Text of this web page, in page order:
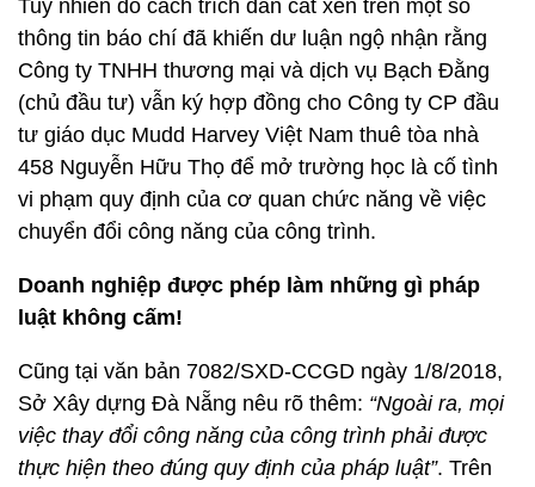
Tuy nhiên do cách trích dẫn cắt xén trên một số
thông tin báo chí đã khiến dư luận ngộ nhận rằng
Công ty TNHH thương mại và dịch vụ Bạch Đằng
(chủ đầu tư) vẫn ký hợp đồng cho Công ty CP đầu
tư giáo dục Mudd Harvey Việt Nam thuê tòa nhà
458 Nguyễn Hữu Thọ để mở trường học là cố tình
vi phạm quy định của cơ quan chức năng về việc
chuyển đổi công năng của công trình.
Doanh nghiệp được phép làm những gì pháp
luật không cấm!
Cũng tại văn bản 7082/SXD-CCGD ngày 1/8/2018,
Sở Xây dựng Đà Nẵng nêu rõ thêm: “Ngoài ra, mọi
việc thay đổi công năng của công trình phải được
thực hiện theo đúng quy định của pháp luật”. Trên